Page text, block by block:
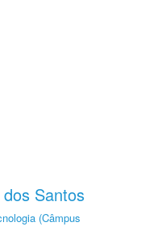
Santos
(Câmpus